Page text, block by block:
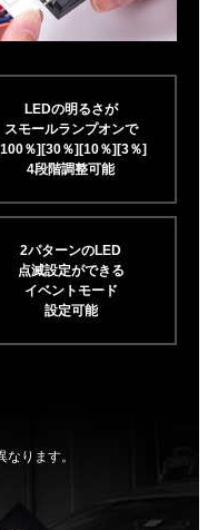
LEDの明るさが
スモールランプオンで
％][30％][10％][3％]
4段階調整可能
2パターンのLED
点滅設定ができる
イベントモード
設定可能
ります。